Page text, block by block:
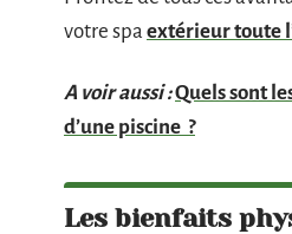
votre spa extérieur toute
A voir aussi :Quels sont
d’une piscine ?
Les bienfaits